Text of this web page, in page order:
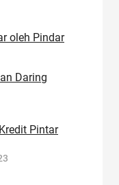
oleh Pindar
Daring
Pintar